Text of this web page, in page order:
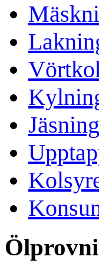
Jäsning